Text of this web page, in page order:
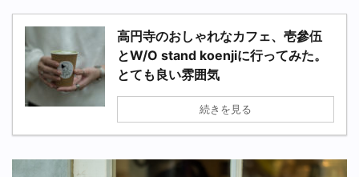
高円寺のおしゃれなカフェ、壱參伍
とW/O stand koenjiに行ってみた。
とても良い雰囲気
続きを見る